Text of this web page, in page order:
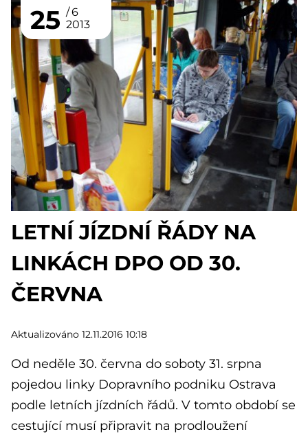
25
6
2013
LETNÍ JÍZDNÍ ŘÁDY NA
LINKÁCH DPO OD 30.
ČERVNA
Aktualizováno 12.11.2016 10:18
Od neděle 30. června do soboty 31. srpna
pojedou linky Dopravního podniku Ostrava
podle letních jízdních řádů. V tomto období se
cestující musí připravit na prodloužení